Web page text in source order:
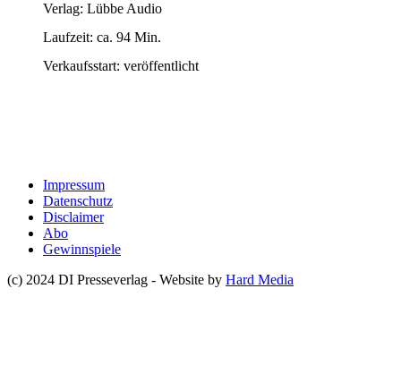
Verlag: Lübbe Audio
Laufzeit: ca. 94 Min.
Verkaufsstart: veröffentlicht
Impressum
Datenschutz
Disclaimer
Abo
Gewinnspiele
(c) 2024 DI Presseverlag - Website by Hard Media